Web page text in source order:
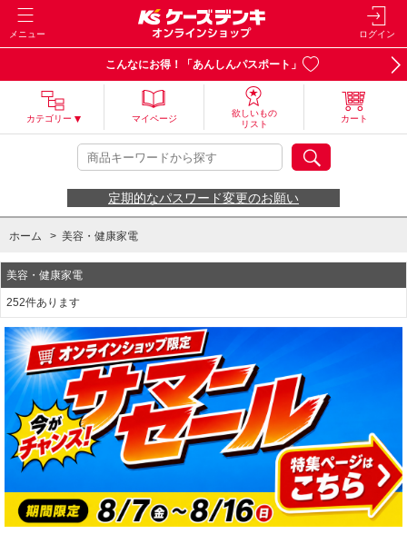
メニュー ログイン
こんなにお得！「あんしんパスポート」
カテゴリー マイページ
欲しいもの
リスト
カート
定期的なパスワード変更のお願い
ホーム > 美容・健康家電
美容・健康家電
252件あります